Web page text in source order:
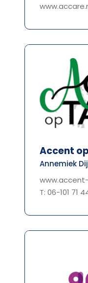
Accent
Annemiek
T: 06-101 71